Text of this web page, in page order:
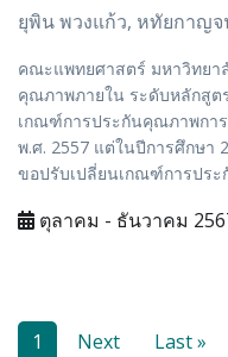
ยุพิน พวงแก้ว, หทัยกาญจ
คณะแพทยศาสตร์ มหาวิทยา
คุณภาพภายใน ระดับหลักสูต
เกณฑ์การประกันคุณภาพกา
พ.ศ. 2557 แต่ในปีการศึกษ
ขอปรับเปลี่ยนเกณฑ์การปร
ตุลาคม - ธันวาคม
1 Next Last »